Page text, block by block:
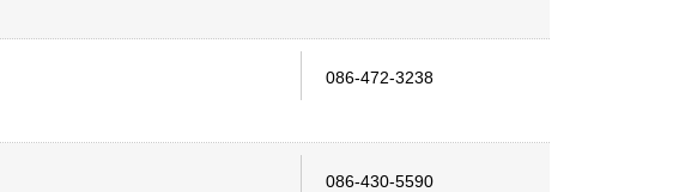
086-472-3238
086-430-5590